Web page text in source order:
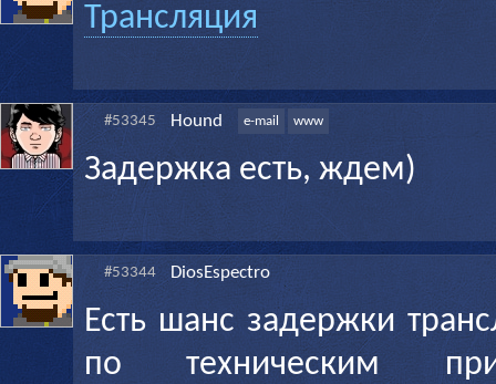
Трансляция
#53345 Hound e-mail www
Задержка есть, ждем)
#53344 DiosEspectro
Есть шанс задержки
по техническим